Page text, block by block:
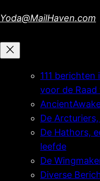
to
Yoda@MailHaven.com
111 berichten
voor de
De Arcturiers,
De Hathors,
leefde
De
Diverse